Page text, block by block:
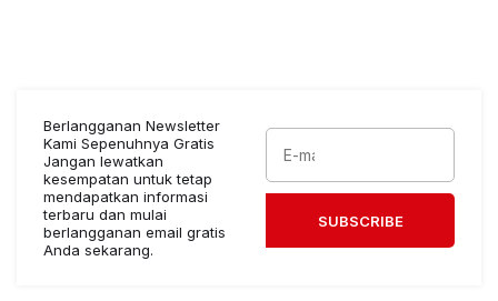
Berlangganan Newsletter
Kami Sepenuhnya Gratis
Jangan lewatkan
kesempatan untuk tetap
mendapatkan informasi
terbaru dan mulai
berlangganan email gratis
Anda sekarang.
SUBSCRIBE